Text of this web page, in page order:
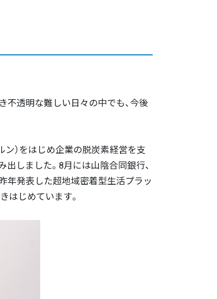
不透明な難しい日々の中でも、今後
ン）をはじめ企業の脱炭素経営を支
しました。8月には山陰合同銀行、
年発表した超地域密着型生活プラッ
はじめています。